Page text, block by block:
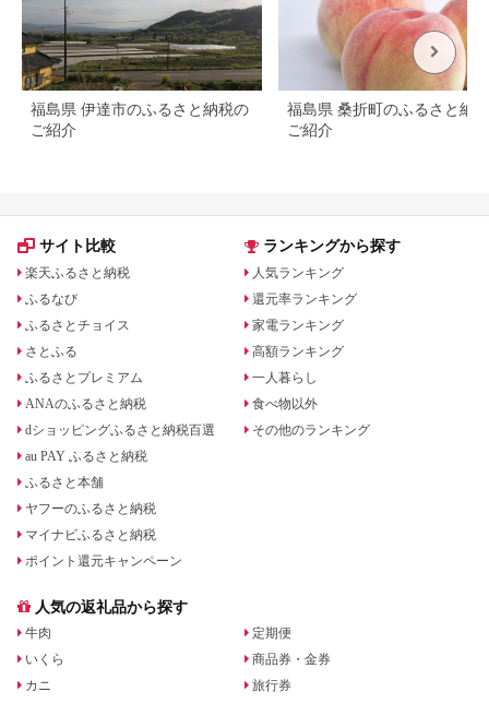
福島県 伊達市のふるさと納税の
ご紹介
福島県 桑折町のふるさと納
ご紹介
サイト比較
楽天ふるさと納税
ふるなび
ふるさとチョイス
さとふる
ふるさとプレミアム
ANAのふるさと納税
dショッピングふるさと納税百選
au PAY ふるさと納税
ふるさと本舗
ヤフーのふるさと納税
マイナビふるさと納税
ポイント還元キャンペーン
ランキングから探す
人気ランキング
還元率ランキング
家電ランキング
高額ランキング
一人暮らし
食べ物以外
その他のランキング
人気の返礼品から探す
牛肉
いくら
カニ
定期便
商品券・金券
旅行券